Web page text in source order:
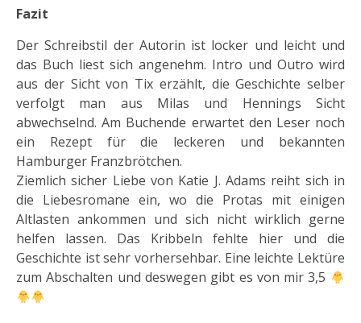
Fazit
Der Schreibstil der Autorin ist locker und leicht und
das Buch liest sich angenehm. Intro und Outro wird
aus der Sicht von Tix erzählt, die Geschichte selber
verfolgt man aus Milas und Hennings Sicht
abwechselnd. Am Buchende erwartet den Leser noch
ein Rezept für die leckeren und bekannten
Hamburger Franzbrötchen.
Ziemlich sicher Liebe von Katie J. Adams reiht sich in
die Liebesromane ein, wo die Protas mit einigen
Altlasten ankommen und sich nicht wirklich gerne
helfen lassen. Das Kribbeln fehlte hier und die
Geschichte ist sehr vorhersehbar. Eine leichte Lektüre
zum Abschalten und deswegen gibt es von mir 3,5